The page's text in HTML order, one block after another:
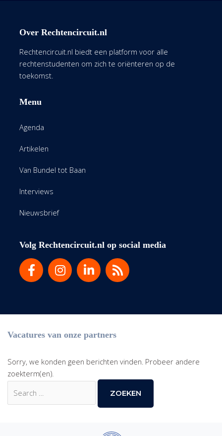
Over Rechtencircuit.nl
Rechtencircuit.nl biedt een platform voor alle
rechtenstudenten om zich te oriënteren op de
toekomst.
Menu
Agenda
Artikelen
Van Bundel tot Baan
Interviews
Nieuwsbrief
Volg Rechtencircuit.nl op social media
Vacatures van onze partners
Sorry, we konden geen berichten vinden. Probeer andere
zoekterm(en).
Zoek
naar: